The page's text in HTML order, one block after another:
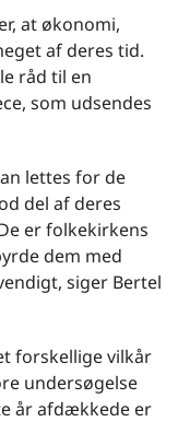
at økonomi,
af deres tid.
råd til en
som udsendes
lettes for de
del af deres
er folkekirkens
dem med
siger Bertel
forskellige vilkår
undersøgelse
år afdækkede er